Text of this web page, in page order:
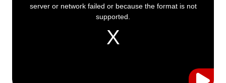
server or network failed or because the format is not
supported.